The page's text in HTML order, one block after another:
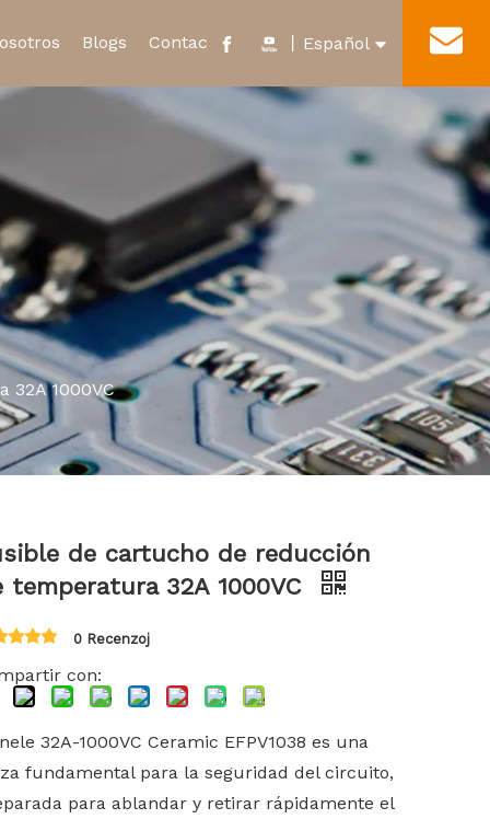
Nuevo Relevo de Energía
Microinterruptor impermeable
y Honor
Blogs Contacto Español
العربية
Pусский
Português
Italiano
Türk dili
32A 1000VC
de cartucho de reducción
temperatura 32A 1000VC
0 Recenzoj
con:
32A-1000VC Ceramic EFPV1038 es una
fundamental para la seguridad del circuito,
para ablandar y retirar rápidamente el